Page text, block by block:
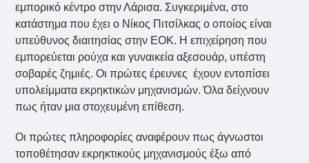
εμπορικό κέντρο στην Λάρισα. Συγκεριμένα, στο
κατάστημα που έχει ο Νίκος Πιτσίλκας ο οποίος είναι
υπεύθυνος διαιτησίας στην ΕΟΚ. Η επιχείρηση που
εμπορεύεται ρούχα και γυναικεία αξεσουάρ, υπέστη
σοβαρές ζημιές. Οι πρώτες έρευνες έχουν εντοπίσει
υπολείμματα εκρηκτικών μηχανισμών. Όλα δείχνουν
πως ήταν μια στοχευμένη επίθεση.
Οι πρώτες πληροφορίες αναφέρουν πως άγνωστοι
τοποθέτησαν εκρηκτικούς μηχανισμούς έξω από